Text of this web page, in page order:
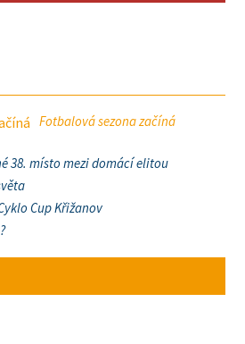
Fotbalová sezona začíná
38. místo mezi domácí elitou
Cup Křižanov